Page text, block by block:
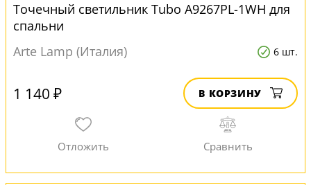
Точечный светильник Tubo A9267PL-1WH для
спальни
Arte Lamp (Италия)
6 шт.
1 140 ₽ В КОРЗИНУ